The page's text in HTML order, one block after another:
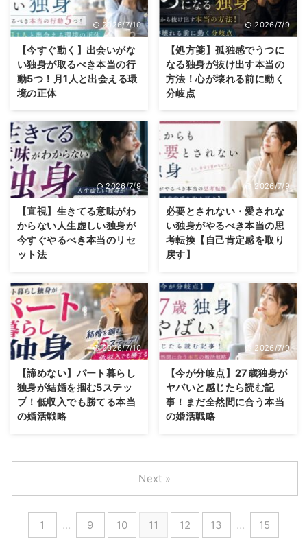
2026/7/10
【今すぐ動く】出会いがな
い独身が取るべき本当の行
動5つ！月1人と出会える環
境の正体
2026/7/9
【処方箋】孤独感でうつに
なる独身が抜け出す本当の
方法！心が壊れる前に動く
分岐点
2026/7/9
【直視】生きてる意味がわ
からない人生虚しい独身が
今すぐやるべき本当のリセ
ット法
2026/7/9
必要とされない・愛されな
い独身がやるべき本当の思
考転換【自己肯定感を取り
戻す】
2026/7/10
【諦めない】パート暮らし
独身が結婚を掴む5ステッ
プ！低収入でも勝てる本当
の婚活戦略
2026/7/9
【今が分岐点】27歳独身が
ヤバいと感じたら読む記
事！まだ全然間に合う本当
の婚活戦略
1 … 9 10 11 12 13 … 15
Next »